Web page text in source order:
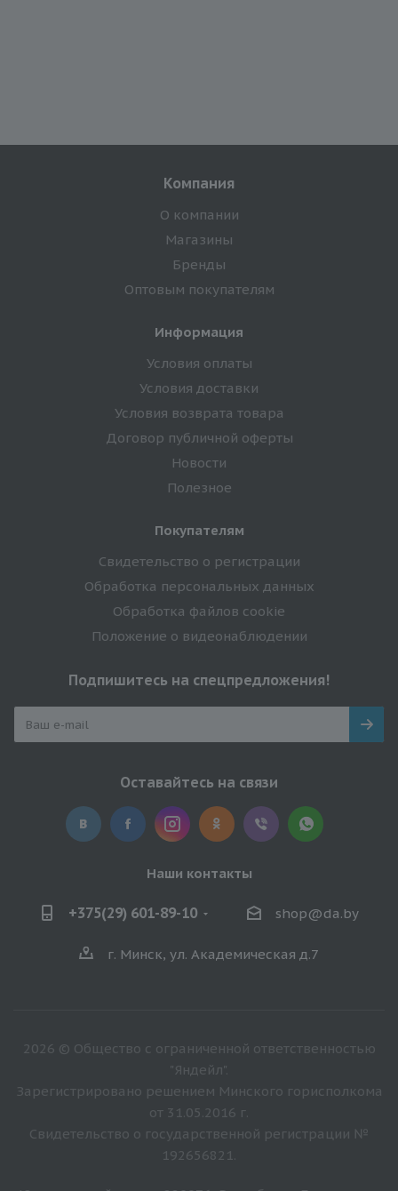
Компания
О компании
Магазины
Бренды
Оптовым покупателям
Информация
Условия оплаты
Условия доставки
Условия возврата товара
Договор публичной оферты
Новости
Полезное
Покупателям
Свидетельство о регистрации
Обработка персональных данных
Обработка файлов cookie
Положение о видеонаблюдении
Подпишитесь на спецпредложения!
Оставайтесь на связи
Наши контакты
+375(29) 601-89-10 shop@da.by
г. Минск, ул. Академическая д.7
2026 © Общество с ограниченной ответственностью
"Яндейл".
Зарегистрировано решением Минского горисполкома
от 31.05.2016 г.
Свидетельство о государственной регистрации №
192656821.